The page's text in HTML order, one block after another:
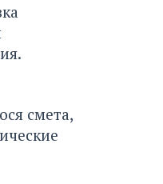
смета,